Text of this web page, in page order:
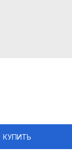
КУПИТЬ